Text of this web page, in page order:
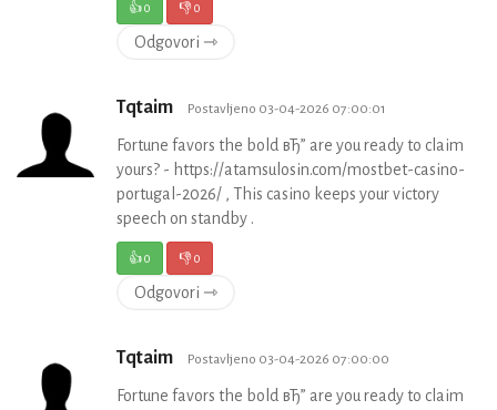
👍0 👎0
Odgovori ⇾
Tqtaim Postavljeno 03-04-2026 07:00:01
Fortune favors the bold вЂ” are you ready to claim
yours? - https://atamsulosin.com/mostbet-casino-
portugal-2026/ , This casino keeps your victory
speech on standby .
👍0 👎0
Odgovori ⇾
Tqtaim Postavljeno 03-04-2026 07:00:00
Fortune favors the bold вЂ” are you ready to claim